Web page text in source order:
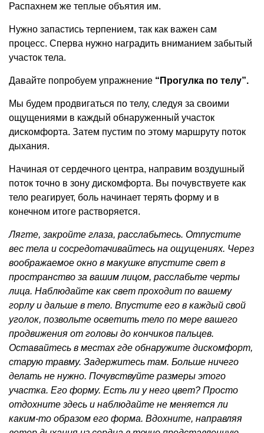
Распахнем же теплые объятия им.
Нужно запастись терпением, так как важен сам
процесс. Сперва нужно наградить вниманием забытый
участок тела.
Давайте попробуем упражнение “Прогулка по телу”.
Мы будем продвигаться по телу, следуя за своими
ощущениями в каждый обнаруженный участок
дискомфорта. Затем пустим по этому маршруту поток
дыхания.
Начиная от сердечного центра, направим воздушный
поток точно в зону дискомфорта. Вы почувствуете как
тело реагирует, боль начинает терять форму и в
конечном итоге растворяется.
Лягте, закройте глаза, расслабьтесь. Отпустите
вес тела и сосредотачивайтесь на ощущениях. Через
воображаемое окно в макушке впустите свет в
пространство за вашим лицом, расслабьте черты
лица. Наблюдайте как свет проходит по вашему
горлу и дальше в тело. Впустите его в каждый свой
уголок, позвольте осветить тело по мере вашего
продвижения от головы до кончиков пальцев.
Оставайтесь в местах где обнаружите дискомфорт,
старую травму. Задержитесь там. Больше ничего
делать не нужно. Почувствуйте размеры этого
участка. Его форму. Есть ли у него цвет? Просто
отдохните здесь и наблюдайте не меняется ли
каким-то образом его форма. Вдохните, направляя